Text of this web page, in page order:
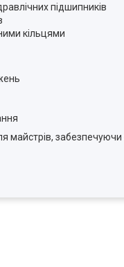
підшипників
кільцями
майстрів, забезпечуючи